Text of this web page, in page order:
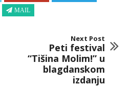
MAIL
Next Post
Peti festival
“Tišina Molim!” u
blagdanskom
izdanju